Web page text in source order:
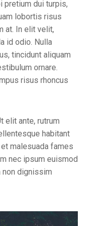
pretium dui turpis,
lobortis risus
at. In elit velit,
id odio. Nulla
tincidunt aliquam
ornare.
risus rhoncus
elit ante, rutrum
habitant
malesuada fames
nec ipsum euismod
non dignissim